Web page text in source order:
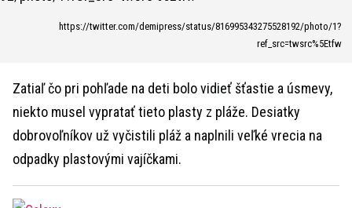
https://twitter.com/demipress/status/816995343275528192/photo/1?
ref_src=twsrc%5Etfw
Zatiaľ čo pri pohľade na deti bolo vidieť šťastie a úsmevy,
niekto musel vypratať tieto plasty z pláže. Desiatky
dobrovoľníkov už vyčistili pláž a naplnili veľké vrecia na
odpadky plastovými vajíčkami.